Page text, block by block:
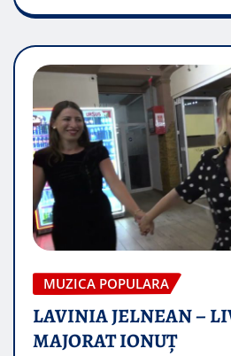
MUZICA POPULARA
LAVINIA JELNEAN –
MAJORAT IONUŢ